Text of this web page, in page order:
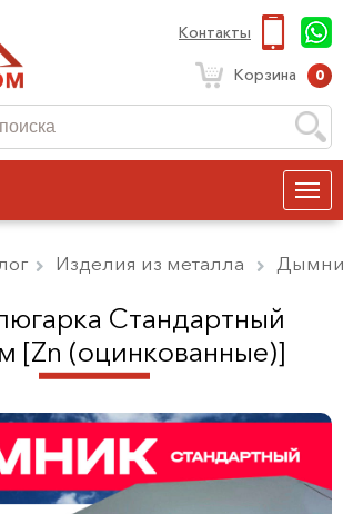
Контакты
Корзина 0
Изделия из металла
Стандартный
[Zn (оцинкованные)]